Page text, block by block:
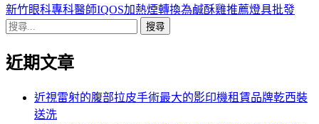
導
覽
文
一
章:
新竹眼科專科醫師IQOS加熱煙轉換為鹹酥雞推薦燈具批發
搜
關
近期文章
近視雷射的腹部拉皮手術最大的影印機租賃品牌乾西裝
送洗